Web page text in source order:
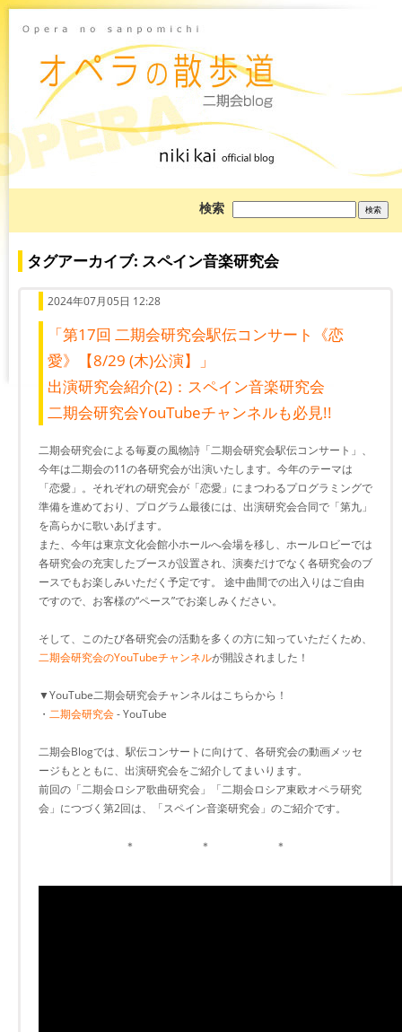
検索
を
索:
タグアーカイブ: スペイン音楽研究会
2024年07月05日 12:28
「第17回 二期会研究会駅伝コンサート《恋
愛》【8/29 (木)公演】」
出演研究会紹介(2)：スペイン音楽研究会
二期会研究会YouTubeチャンネルも必見!!
二期会研究会による毎夏の風物詩「二期会研究会駅伝コンサート」、
今年は二期会の11の各研究会が出演いたします。今年のテーマは
「恋愛」。それぞれの研究会が「恋愛」にまつわるプログラミングで
準備を進めており、プログラム最後には、出演研究会合同で「第九」
を高らかに歌いあげます。
また、今年は東京文化会館小ホールへ会場を移し、ホールロビーでは
各研究会の充実したブースが設置され、演奏だけでなく各研究会のブ
ースでもお楽しみいただく予定です。 途中曲間での出入りはご自由
ですので、お客様の“ペース”でお楽しみください。
そして、このたび各研究会の活動を多くの方に知っていただくため、
二期会研究会のYouTubeチャンネルが開設されました！
▼YouTube二期会研究会チャンネルはこちらから！
・ 二期会研究会- YouTube
二期会Blogでは、駅伝コンサートに向けて、各研究会の動画メッセ
ージもとともに、出演研究会をご紹介してまいります。
前回の「二期会ロシア歌曲研究会」「二期会ロシア東欧オペラ研究
会」につづく第2回は、「スペイン音楽研究会」のご紹介です。
＊ ＊ ＊